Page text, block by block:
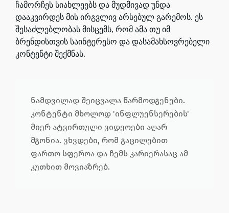
ჩამორჩეს სიახლეებს და მუდმივად უნდა
დააკვირდეს მის ირგვლივ არსებულ გარემოს. ეს
შესაძლებლობას მისცემს, რომ ამა თუ იმ
ბრენდისთვის საინტერესო და დასამახსოვრებელი
კონტენტი შექმნას.
ნამდვილად შეიცვალა წარმოდგენები.
კონტენტი მხოლოდ 'ინფლუენსერების'
მიერ ატვირთული ვიდეოები აღარ
მგონია. ვხვდები, რომ გაცილებით
ფართო სფეროა და ჩემს კარიერასაც ამ
კუთხით მოვიაზრებ.